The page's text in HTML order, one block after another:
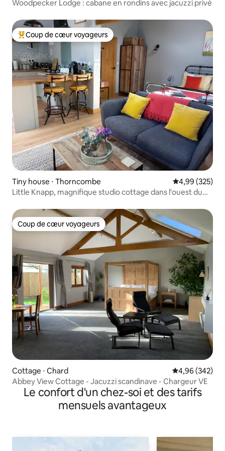
Woodpecker Lodge : cabane en rondins avec jacuzzi privé
Coups de cœur voyageurs les plus appréciés
Coup de cœur voyageurs
Tiny house ⋅ Thorncombe Évaluation
4,99 (325)
Little Knapp, magnifique studio cottage dans l'ouest du
Coup de cœur voyageurs
Coup de cœur voyageurs
Cottage ⋅ Chard Évaluation
4,96 (342)
Abbey View Cottage - Jacuzzi scandinave - Chargeur VE
Le confort d'un chez-soi et des tarifs
mensuels avantageux